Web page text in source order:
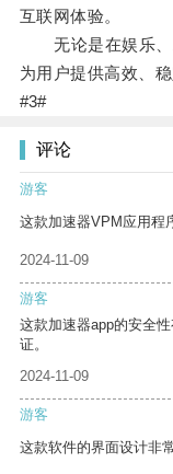
互联网体验。
无论是在娱乐、
为用户提供高效、
#3#
评论
游客
这款加速器VPM应用程
2024-11-09
游客
这款加速器app的安全
证。
2024-11-09
游客
这款软件的界面设计非